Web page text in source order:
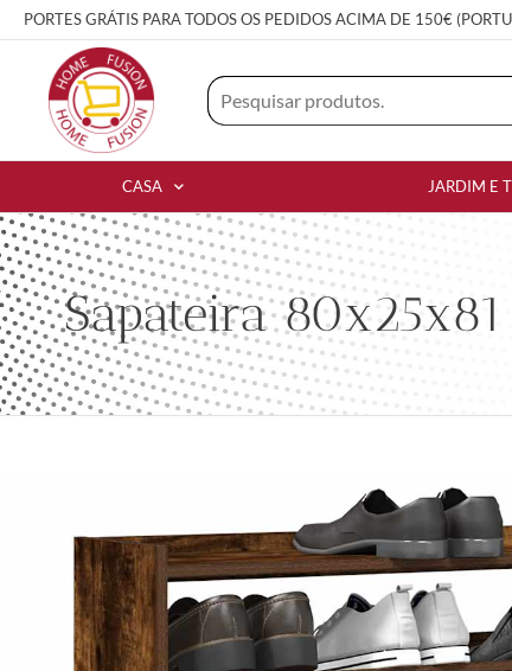
PORTES GRÁTIS PARA TODOS OS PEDIDOS ACIMA DE 150€
CASA JARDIM E
Sapateira